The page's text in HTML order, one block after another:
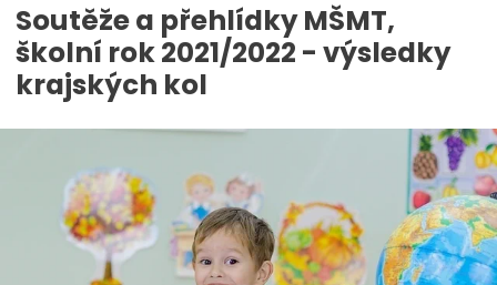
Soutěže a přehlídky MŠMT,
školní rok 2021/2022 - výsledky
krajských kol